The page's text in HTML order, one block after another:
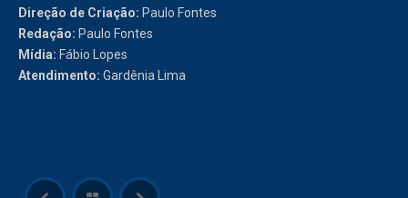
Direção de Criação: Paulo Fontes
Redação: Paulo Fontes
Mídia: Fábio Lopes
Atendimento: Gardênia Lima